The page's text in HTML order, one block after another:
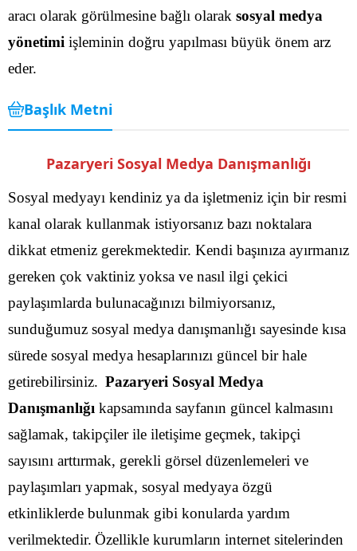
aracı olarak görülmesine bağlı olarak sosyal medya
yönetimi işleminin doğru yapılması büyük önem arz
eder.
Başlık Metni
Pazaryeri Sosyal Medya Danışmanlığı
Sosyal medyayı kendiniz ya da işletmeniz için bir resmi
kanal olarak kullanmak istiyorsanız bazı noktalara
dikkat etmeniz gerekmektedir. Kendi başınıza ayırmanız
gereken çok vaktiniz yoksa ve nasıl ilgi çekici
paylaşımlarda bulunacağınızı bilmiyorsanız,
sunduğumuz sosyal medya danışmanlığı sayesinde kısa
sürede sosyal medya hesaplarınızı güncel bir hale
getirebilirsiniz. Pazaryeri Sosyal Medya
Danışmanlığı kapsamında sayfanın güncel kalmasını
sağlamak, takipçiler ile iletişime geçmek, takipçi
sayısını arttırmak, gerekli görsel düzenlemeleri ve
paylaşımları yapmak, sosyal medyaya özgü
etkinliklerde bulunmak gibi konularda yardım
verilmektedir. Özellikle kurumların internet sitelerinden